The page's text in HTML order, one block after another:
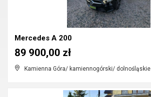
Mercedes A 200
Kamienna Góra/ kamiennogórski/ dolnośląskie
89 900,00 zł